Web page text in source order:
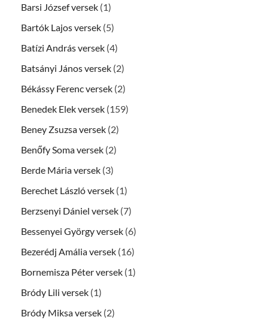
Barsi József versek (1)
Bartók Lajos versek (5)
Batízi András versek (4)
Batsányi János versek (2)
Békássy Ferenc versek (2)
Benedek Elek versek (159)
Beney Zsuzsa versek (2)
Benőfy Soma versek (2)
Berde Mária versek (3)
Berechet László versek (1)
Berzsenyi Dániel versek (7)
Bessenyei György versek (6)
Bezerédj Amália versek (16)
Bornemisza Péter versek (1)
Bródy Lili versek (1)
Bródy Miksa versek (2)